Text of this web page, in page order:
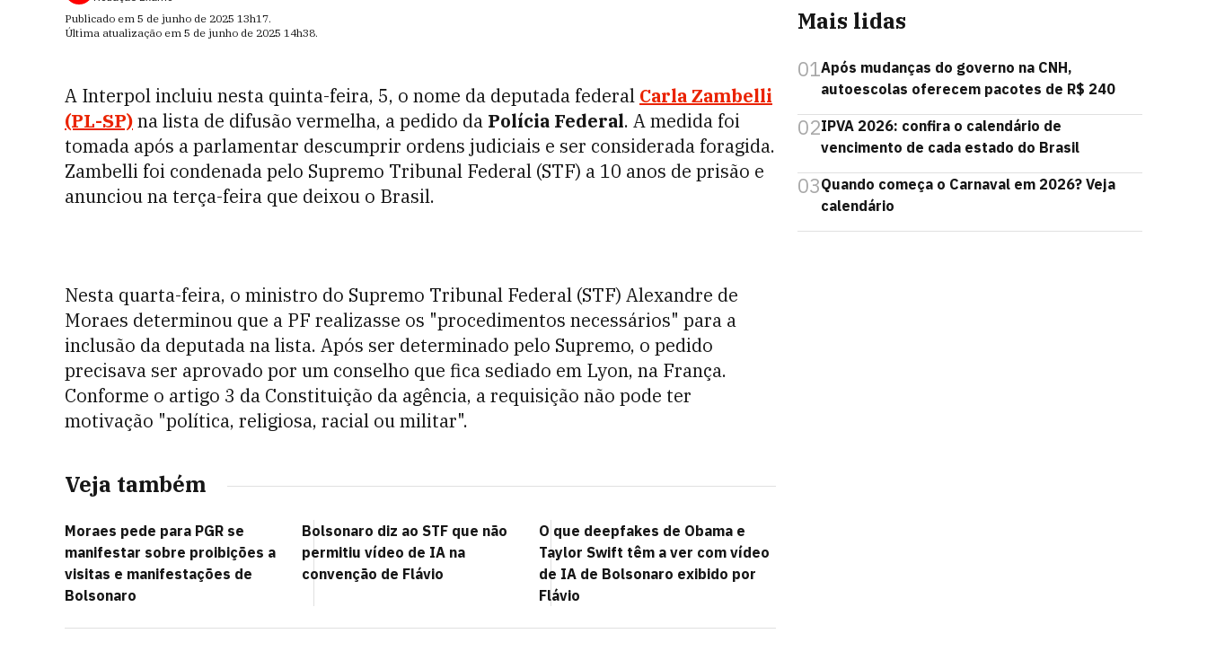
Publicado em 5 de junho de 2025 13h17.
Última atualização em 5 de junho de 2025 14h38.
A Interpol incluiu nesta quinta-feira, 5, o nome da deputada federal Carla Zambelli
(PL-SP)na lista de difusão vermelha, a pedido da Polícia Federal. A medida foi
tomada após a parlamentar descumprir ordens judiciais e ser considerada foragida.
Zambelli foi condenada pelo Supremo Tribunal Federal (STF) a 10 anos de prisão e
anunciou na terça-feira que deixou o Brasil.
Nesta quarta-feira, o ministro do Supremo Tribunal Federal (STF) Alexandre de
Moraes determinou que a PF realizasse os "procedimentos necessários" para a
inclusão da deputada na lista. Após ser determinado pelo Supremo, o pedido
precisava ser aprovado por um conselho que fica sediado em Lyon, na França.
Conforme o artigo 3 da Constituição da agência, a requisição não pode ter
motivação "política, religiosa, racial ou militar".
Veja também
Moraes pede para PGR se
manifestar sobre proibições a
visitas e manifestações de
Bolsonaro
Bolsonaro diz ao STF que não
permitiu vídeo de IA na
convenção de Flávio
O que deepfakes de Obama e
Taylor Swift têm a ver com vídeo
de IA de Bolsonaro exibido por
Flávio
Mais lidas
01Após mudanças do governo na CNH,
autoescolas oferecem pacotes de R$ 240
02IPVA 2026: confira o calendário de
vencimento de cada estado do Brasil
03Quando começa o Carnaval em 2026? Veja
calendário